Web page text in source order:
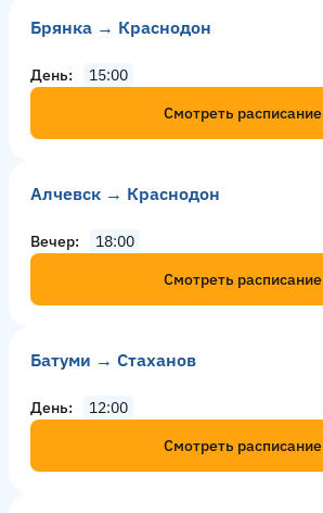
Брянка → Краснодон
День
15:00
Смотреть расписание
Алчевск → Краснодон
Вечер
18:00
Смотреть расписание
Батуми → Стаханов
День
12:00
Смотреть расписание